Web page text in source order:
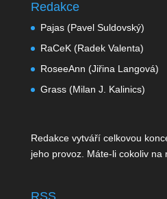
Redakce
Pajas (Pavel Suldovský)
RaCeK (Radek Valenta)
RoseeAnn (Jiřina Langová)
Grass (Milan J. Kalinics)
Redakce vytváří celkovou
jeho provoz. Máte-li cokoliv